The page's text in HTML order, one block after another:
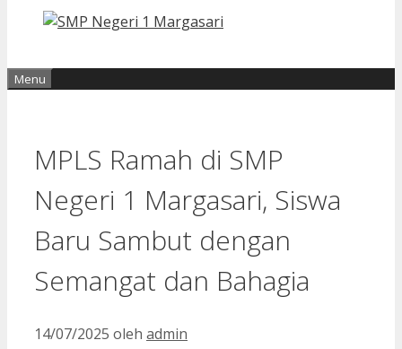
Menu
MPLS Ramah di SMP
Negeri 1 Margasari, Siswa
Baru Sambut dengan
Semangat dan Bahagia
14/07/2025 oleh admin